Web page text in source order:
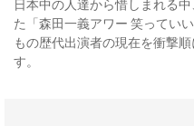
日本中の人達から惜しまれる
た「森田一義アワー 笑ってい
もの歴代出演者の現在を衝撃
す。